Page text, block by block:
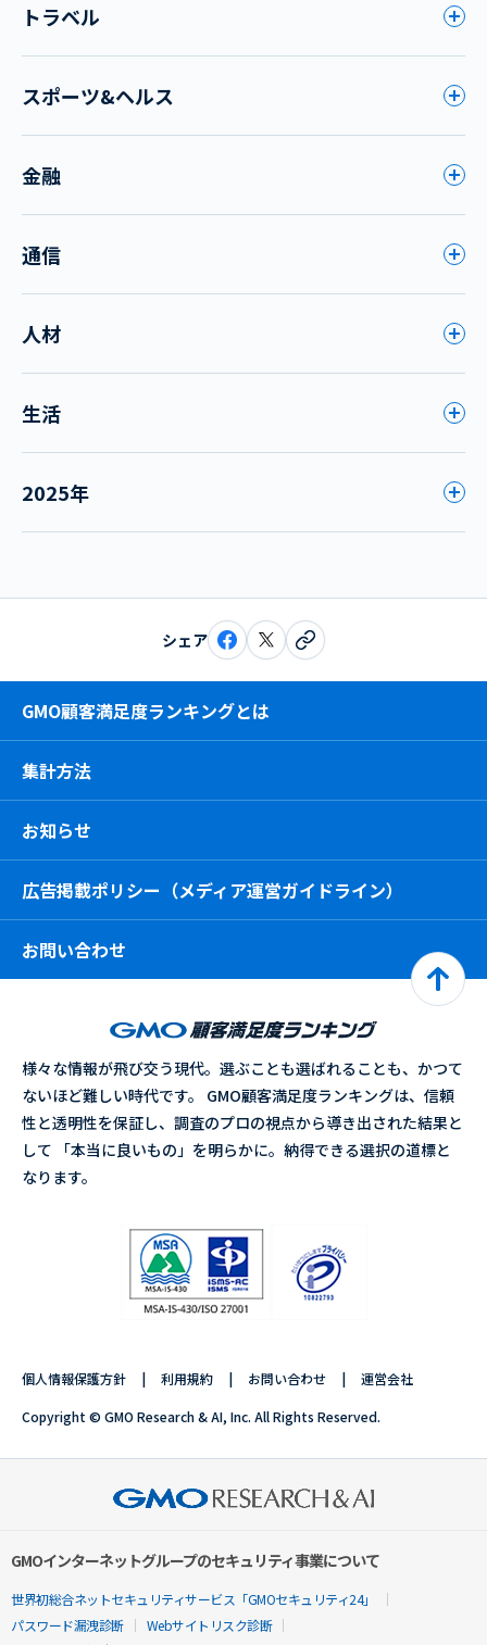
トラベル
スポーツ&ヘルス
金融
通信
人材
生活
2025年
シェア
GMO顧客満足度ランキングとは
集計方法
お知らせ
広告掲載ポリシー（メディア運営ガイドライン）
お問い合わせ
様々な情報が飛び交う現代。選ぶことも選ばれることも、かつて
ないほど難しい時代です。 GMO顧客満足度ランキングは、信頼
性と透明性を保証し、調査のプロの視点から導き出された結果と
して 「本当に良いもの」を明らかに。納得できる選択の道標と
なります。
個人情報保護方針 利用規約 お問い合わせ 運営会社
Copyright © GMO Research & AI, Inc. All Rights Reserved.
GMOインターネットグループのセキュリティ事業について
世界初総合ネットセキュリティサービス「GMOセキュリティ24」
パスワード漏洩診断
Webサイトリスク診断